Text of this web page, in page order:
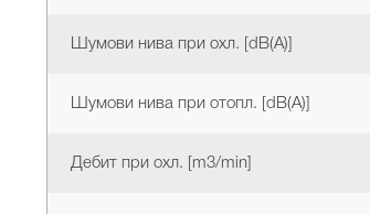
Шумови нива при охл. [dB(A)]
Шумови нива при отопл. [dB(A)]
Дебит при охл. [m3/min]